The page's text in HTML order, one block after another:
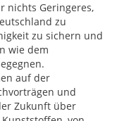
nichts Geringeres,
zu
zu sichern und
wie dem
auf der
und
Zukunft über